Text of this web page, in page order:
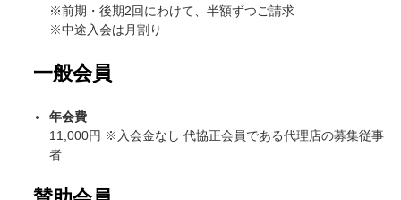
※前期・後期2回にわけて、半額ずつご請求
※中途入会は月割り
一般会員
年会費
11,000円 ※入会金なし 代協正会員である代理店の募集従事
者